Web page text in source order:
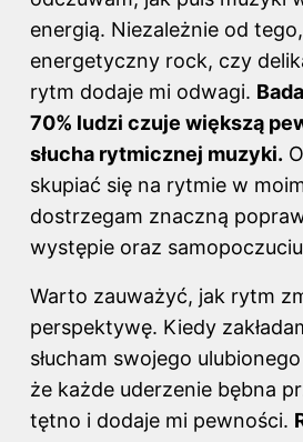
energią. Niezależnie od
energetyczny rock, czy
rytm dodaje mi odwagi.
70% ludzi czuje większą
słucha rytmicznej muzyki.
skupiać się na rytmie w
dostrzegam znaczną
występie oraz
Warto zauważyć, jak rytm
perspektywę. Kiedy
słucham swojego
że każde uderzenie bębna
tętno i dodaje mi pewności.